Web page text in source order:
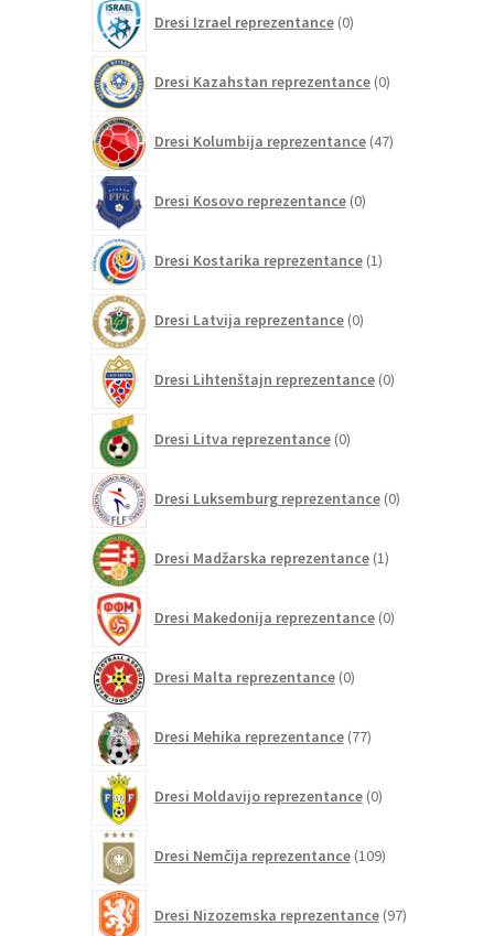
Dresi Izrael reprezentance 0izdelkov
Dresi Kazahstan reprezentance 0izdelkov
Dresi Kolumbija reprezentance 47izdelkov
Dresi Kosovo reprezentance 0izdelkov
Dresi Kostarika reprezentance 1izdelek
Dresi Latvija reprezentance 0izdelkov
Dresi Lihtenštajn reprezentance 0izdelkov
Dresi Litva reprezentance 0izdelkov
Dresi Luksemburg reprezentance 0izdelkov
Dresi Madžarska reprezentance 1izdelek
Dresi Makedonija reprezentance 0izdelkov
Dresi Malta reprezentance 0izdelkov
Dresi Mehika reprezentance 77izdelkov
Dresi Moldavijo reprezentance 0izdelkov
Dresi Nemčija reprezentance 109izdelkov
Dresi Nizozemska reprezentance 97izdelkov